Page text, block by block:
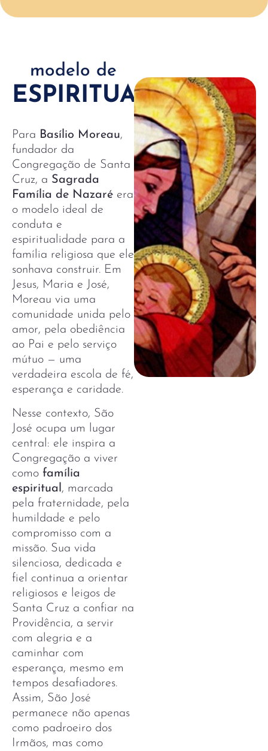
modelo de
ESPIRITUALIDADE
Para Basílio Moreau,
fundador da
Congregação de Santa
Cruz, a Sagrada
Família de Nazaré era
o modelo ideal de
conduta e
espiritualidade para a
família religiosa que ele
sonhava construir. Em
Jesus, Maria e José,
Moreau via uma
comunidade unida pelo
amor, pela obediência
ao Pai e pelo serviço
mútuo — uma
verdadeira escola de fé,
esperança e caridade.
Nesse contexto, São
José ocupa um lugar
central: ele inspira a
Congregação a viver
como família
espiritual , marcada
pela fraternidade, pela
humildade e pelo
compromisso com a
missão. Sua vida
silenciosa, dedicada e
fiel continua a orientar
religiosos e leigos de
Santa Cruz a confiar na
Providência, a servir
com alegria e a
caminhar com
esperança, mesmo em
tempos desafiadores.
Assim, São José
permanece não apenas
como padroeiro dos
Irmãos, mas como